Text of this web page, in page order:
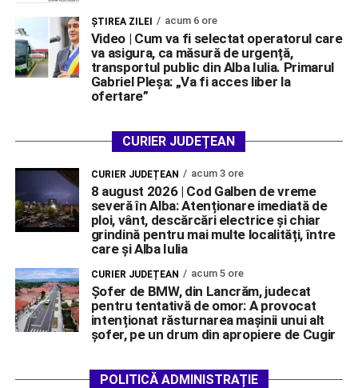
ŞTIREA ZILEI acum 6 ore
Video | Cum va fi selectat operatorul care
va asigura, ca măsură de urgență,
transportul public din Alba Iulia. Primarul
Gabriel Pleșa: „Va fi acces liber la
ofertare”
CURIER JUDEȚEAN
CURIER JUDEȚEAN acum 3 ore
8 august 2026 | Cod Galben de vreme
severă în Alba: Atenționare imediată de
ploi, vânt, descărcări electrice și chiar
grindină pentru mai multe localități, între
care și Alba Iulia
CURIER JUDEȚEAN acum 5 ore
Șofer de BMW, din Lancrăm, judecat
pentru tentativă de omor: A provocat
intenționat răsturnarea mașinii unui alt
șofer, pe un drum din apropiere de Cugir
POLITICĂ ADMINISTRAȚIE